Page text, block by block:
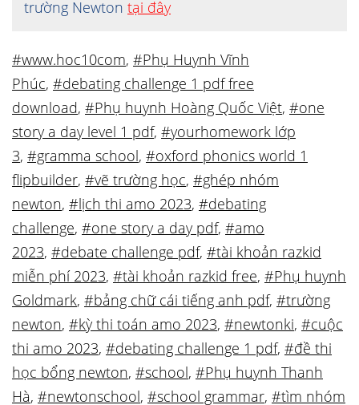
trường Newton tại đây
#www.hoc10com, #Phụ Huynh Vĩnh
Phúc, #debating challenge 1 pdf free
download, #Phụ huynh Hoàng Quốc Việt, #one
story a day level 1 pdf, #yourhomework lớp
3, #gramma school, #oxford phonics world 1
flipbuilder, #vẽ trường học, #ghép nhóm
newton, #lịch thi amo 2023, #debating
challenge, #one story a day pdf, #amo
2023, #debate challenge pdf, #tài khoản razkid
miễn phí 2023, #tài khoản razkid free, #Phụ huynh
Goldmark, #bảng chữ cái tiếng anh pdf, #trường
newton, #kỳ thi toán amo 2023, #newtonki, #cuộc
thi amo 2023, #debating challenge 1 pdf, #đề thi
học bổng newton, #school, #Phụ huynh Thanh
Hà, #newtonschool, #school grammar, #tìm nhóm